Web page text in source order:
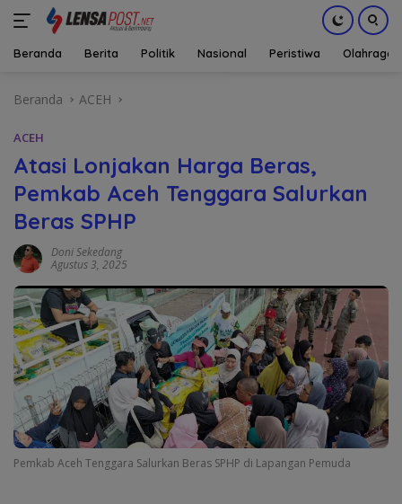
Beranda Berita Politik Nasional Peristiwa Olahraga
Beranda ACEH
ACEH
Atasi Lonjakan Harga Beras,
Pemkab Aceh Tenggara Salurkan
Beras SPHP
Doni Sekedang
Agustus 3, 2025
Pemkab Aceh Tenggara Salurkan Beras SPHP di Lapangan Pemuda